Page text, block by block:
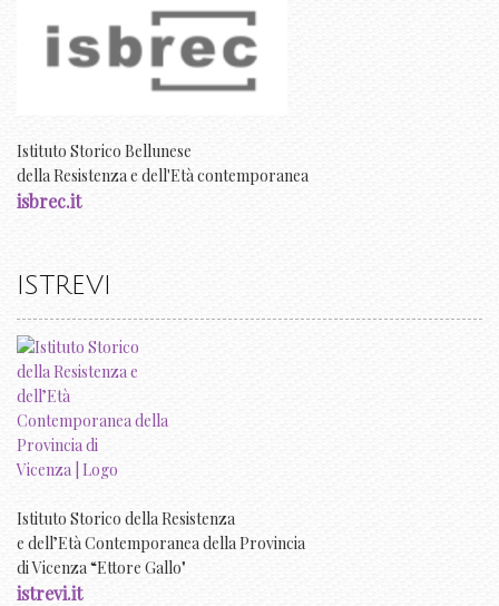
Istituto Storico Bellunese
della Resistenza e dell'Età contemporanea
isbrec.it
ISTREVI
Istituto Storico della Resistenza
e dell’Età Contemporanea della Provincia
di Vicenza “Ettore Gallo"
istrevi.it